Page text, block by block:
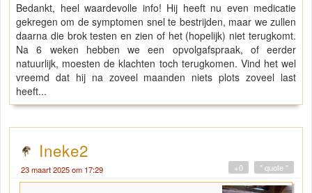
Bedankt, heel waardevolle info! Hij heeft nu even medicatie
gekregen om de symptomen snel te bestrijden, maar we zullen
daarna die brok testen en zien of het (hopelijk) niet terugkomt.
Na 6 weken hebben we een opvolgafspraak, of eerder
natuurlijk, moesten de klachten toch terugkomen. Vind het wel
vreemd dat hij na zoveel maanden niets plots zoveel last
heeft...
Ineke2
23 maart 2025 om 17:29 " quote "
+0